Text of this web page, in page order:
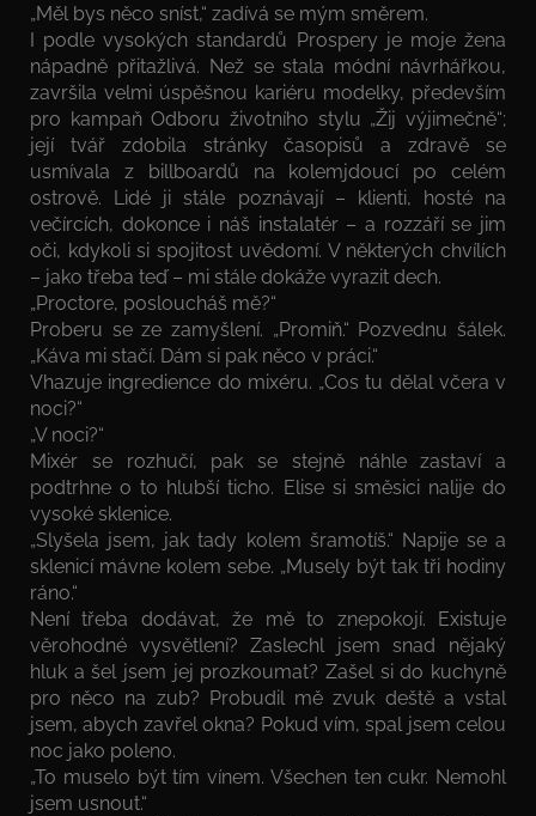
„Měl bys něco sníst,“ zadívá se mým směrem.
I podle vysokých standardů Prospery je moje žena
nápadně přitažlivá. Než se stala módní návrhářkou,
završila velmi úspěšnou kariéru modelky, především
pro kampaň Odboru životního stylu „Žij výjimečně“;
její tvář zdobila stránky časopisů a zdravě se
usmívala z billboardů na kolemjdoucí po celém
ostrově. Lidé ji stále poznávají – klienti, hosté na
večírcích, dokonce i náš instalatér – a rozzáří se jim
oči, kdykoli si spojitost uvědomí. V některých chvílích
– jako třeba teď – mi stále dokáže vyrazit dech.
„Proctore, posloucháš mě?“
Proberu se ze zamyšlení. „Promiň.“ Pozvednu šálek.
„Káva mi stačí. Dám si pak něco v práci.“
Vhazuje ingredience do mixéru. „Cos tu dělal včera v
noci?“
„V noci?“
Mixér se rozhučí, pak se stejně náhle zastaví a
podtrhne o to hlubší ticho. Elise si směsici nalije do
vysoké sklenice.
„Slyšela jsem, jak tady kolem šramotíš.“ Napije se a
sklenicí mávne kolem sebe. „Musely být tak tři hodiny
ráno.“
Není třeba dodávat, že mě to znepokojí. Existuje
věrohodné vysvětlení? Zaslechl jsem snad nějaký
hluk a šel jsem jej prozkoumat? Zašel si do kuchyně
pro něco na zub? Probudil mě zvuk deště a vstal
jsem, abych zavřel okna? Pokud vím, spal jsem celou
noc jako poleno.
„To muselo být tím vínem. Všechen ten cukr. Nemohl
jsem usnout.“